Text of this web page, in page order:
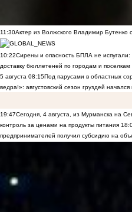
11:30Актер из Волжского Владимир Бутенко
10:22Сирены и опасность БПЛА не
доставку бюллетеней по городам и поселкам
5 августа 08:15Под парусами в областных
ведра!»: августовский сезон груздей
19:47Сегодня, 4 августа, из Мурманска на
контроль за ценами на продукты питания
предпринимателей получил субсидию на